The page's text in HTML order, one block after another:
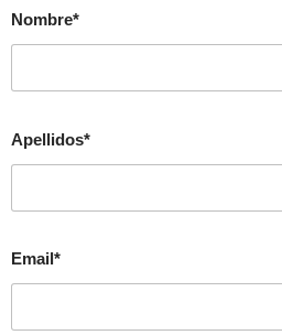
Nombre*
Apellidos*
Email*